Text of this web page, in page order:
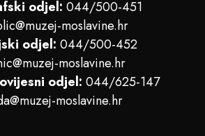
odjel: 044/500-451
moslavine.hr
odjel: 044/500-452
moslavine.hr
odjel: 044/625-147
moslavine.hr